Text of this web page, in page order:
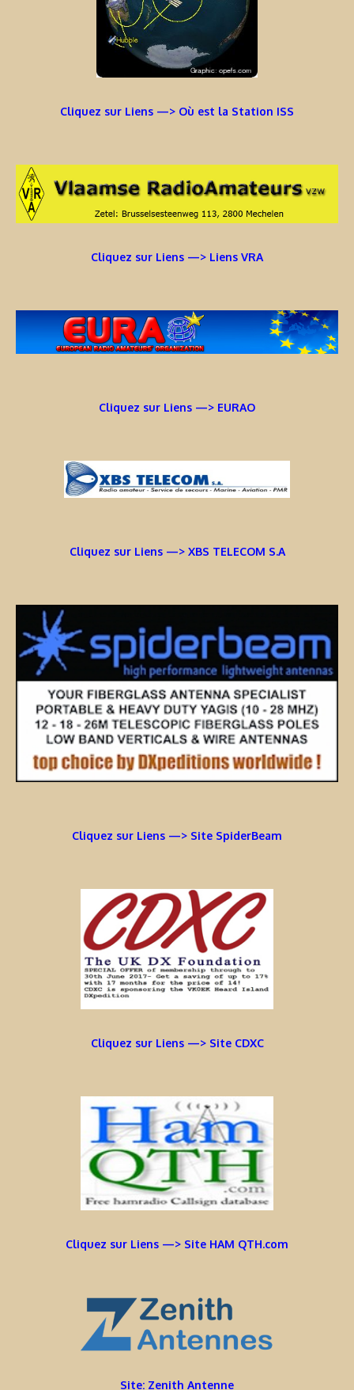
Cliquez sur Liens —> Où est la Station ISS
Cliquez sur Liens —> Liens VRA
Cliquez sur Liens —> EURAO
Cliquez sur Liens —> XBS TELECOM S.A
Cliquez sur Liens —> Site SpiderBeam
Cliquez sur Liens —> Site CDXC
Cliquez sur Liens —> Site HAM QTH.com
Site: Zenith Antenne